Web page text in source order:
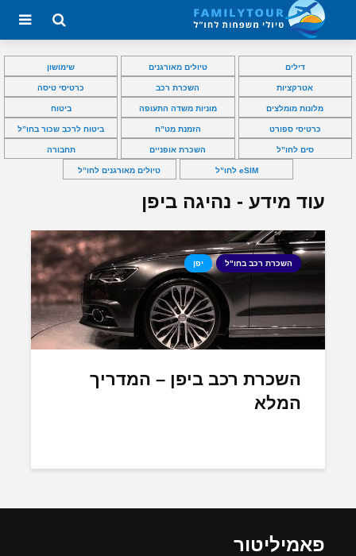
דילים טיולים מאורגנים שימושון
אטרקציות השכרת רכב כרטיסי טיסה
מלונות מומלצים מוניות משדה התעופה ביטוח
כרטיסי ספורט הזמנת מט”ח ביטוח לרכב שכור בחו”ל
סים לחו”ל השכרת אופניים תחבורה
eSIM לחו”ל טיולים מאורגנים לחו”ל
עוד מידע - נהיגה ביפן
השכרת רכב בחו"ל יפן
השכרת רכב ביפן – המדריך
המלא
פאמיליטור